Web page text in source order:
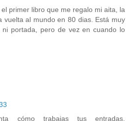
primer libro que me regalo mi aita, la
vuelta al mundo en 80 dias. Está muy
portada, pero de vez en cuando lo
cómo trabajas tus entradas,